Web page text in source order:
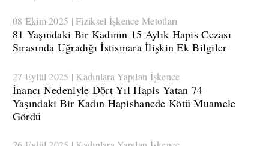
08 Ekim 2025 | Fiziksel İşkence Metotları
​81 Yaşındaki Bir Kadının 15 Aylık Hapis Cezası
Sırasında Uğradığı İstismara İlişkin Ek Bilgiler
27 Eylül 2025 | Kadınlara Yapılan İşkence
​İnancı Nedeniyle Dört Yıl Hapis Yatan 74
Yaşındaki Bir Kadın Hapishanede Kötü Muamele
Gördü